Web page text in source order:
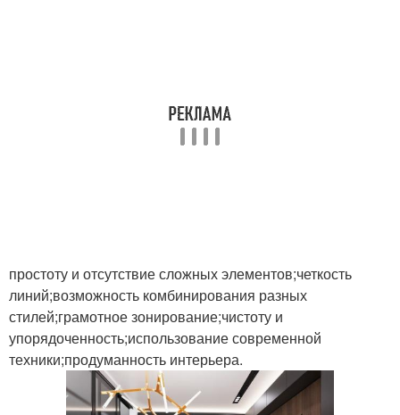
простоту и отсутствие сложных элементов;четкость
линий;возможность комбинирования разных
стилей;грамотное зонирование;чистоту и
упорядоченность;использование современной
техники;продуманность интерьера.